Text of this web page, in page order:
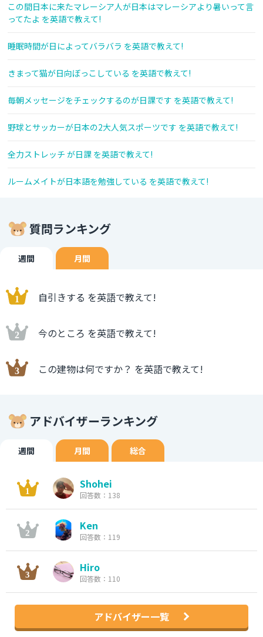
この間日本に来たマレーシア人が日本はマレーシアより暑いって言
ってたよ を英語で教えて!
睡眠時間が日によってバラバラ を英語で教えて!
きまって猫が日向ぼっこしている を英語で教えて!
毎朝メッセージをチェックするのが日課です を英語で教えて!
野球とサッカーが日本の2大人気スポーツです を英語で教えて!
全力ストレッチ が日課 を英語で教えて!
ルームメイトが日本語を勉強している を英語で教えて!
質問ランキング
週間 月間
自引きする を英語で教えて!
今のところ を英語で教えて!
この建物は何ですか？ を英語で教えて!
アドバイザーランキング
週間 月間 総合
Shohei
回答数：138
Ken
回答数：119
Hiro
回答数：110
アドバイザー一覧